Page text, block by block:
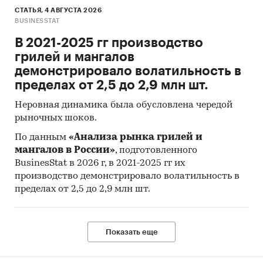
СТАТЬЯ, 4 АВГУСТА 2026
BUSINESSTAT
В 2021-2025 гг производство
грилей и мангалов
демонстрировало волатильность в
пределах от 2,5 до 2,9 млн шт.
Неровная динамика была обусловлена чередой
рыночных шоков.
По данным «Анализа рынка грилей и
мангалов в России», подготовленного
BusinesStat в 2026 г, в 2021-2025 гг их
производство демонстрировало волатильность в
пределах от 2,5 до 2,9 млн шт.
Показать еще